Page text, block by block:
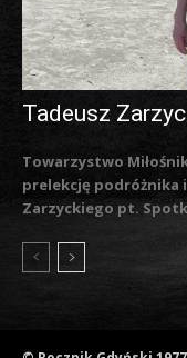
Tadeusz
Towarzystwo
prelekcję podróżnika